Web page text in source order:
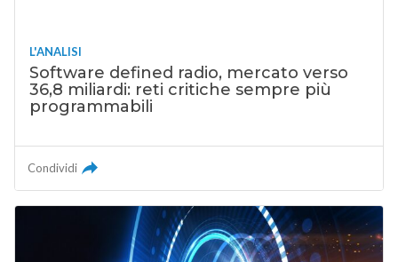
L'ANALISI
Software defined radio, mercato verso
36,8 miliardi: reti critiche sempre più
programmabili
Condividi